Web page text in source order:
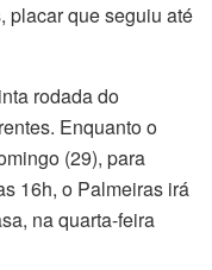
placar que seguiu até
rodada do
Enquanto o
(29), para
16h, o Palmeiras irá
na quarta-feira